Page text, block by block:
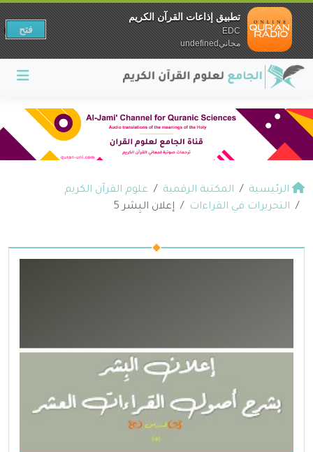
الرئيسية المكتبة الرقمية
علوم القرآن الكريم
التحريرات في القراءات
إعلان البِشر 5
تطبيق إذاعات القرآن الكريم
EDC
مجانيundefined
فتح